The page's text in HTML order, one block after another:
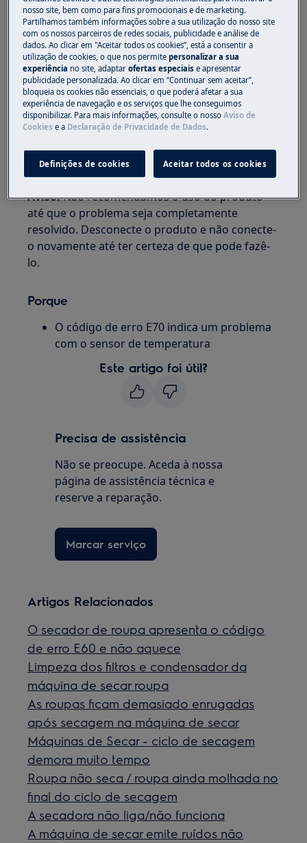
Solução
1. Entre em contato com um Centro de Serviço
Autorizado.
Recomenda-se a visita de um de nossos
provedores de serviço aprovados.
Anote o código de erro relatado e mencione-o
quando solicitar um engenheiro. Isso não
resolverá seu problema, mas ajudará nosso
engenheiro a identificar a causa do problema.
Aviso:Não recomendamos o uso do produto
até que o problema seja completamente
resolvido. Desconecte o produto e não conecte-
o novamente até ter certeza de que pode fazê-
lo.
Porque
O código de erro E70 indica um problema
com o sensor de temperatura
Este artigo foi útil?
Precisa de assistência
Não se preocupe. Aceda à nossa
página de assistência técnica e
reserve a reparação.
Marcar serviço
Artigos Relacionados
O secador de roupa apresenta o código
de erro E60 e não aquece
Limpeza dos filtros e condensador da
máquina de secar roupa
As roupas ficam demasiado enrugadas
após secagem na máquina de secar
Máquinas de Secar - ciclo de secagem
demora muito tempo
Roupa não seca / roupa ainda molhada no
final do ciclo de secagem
A secadora não liga/não funciona
A máquina de secar emite ruídos não
nosso site, bem como para fins promocionais e de marketing.
Partilhamos também informações sobre a sua utilização do nosso site
com os nossos parceiros de redes sociais, publicidade e análise de
dados. Ao clicar em "Aceitar todos os cookies”, está a consentir a
utilização de cookies, o que nos permitepersonalizar a sua
experiência no site, adaptarofertas especiaise apresentar
publicidade personalizada. Ao clicar em “Continuar sem aceitar”,
bloqueia os cookies não essenciais, o que poderá afetar a sua
experiência de navegação e os serviços que lhe conseguimos
disponibilizar. Para mais informações, consulte o nossoAviso de
Cookies e a Declaração de Privacidade de Dados.
Definições de cookies Aceitar todos os cookies